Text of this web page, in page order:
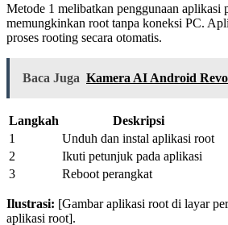
Metode 1 melibatkan penggunaan aplikasi
memungkinkan root tanpa koneksi PC.
proses rooting secara otomatis.
Baca Juga Kamera AI Android
Langkah
Deskripsi
1
Unduh dan instal aplikasi root
2
Ikuti petunjuk pada aplikasi
3
Reboot perangkat
Ilustrasi: [Gambar aplikasi root di layar
aplikasi root].